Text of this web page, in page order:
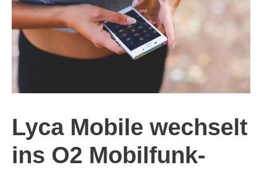
Lyca Mobile wechselt
ins O2 Mobilfunk-